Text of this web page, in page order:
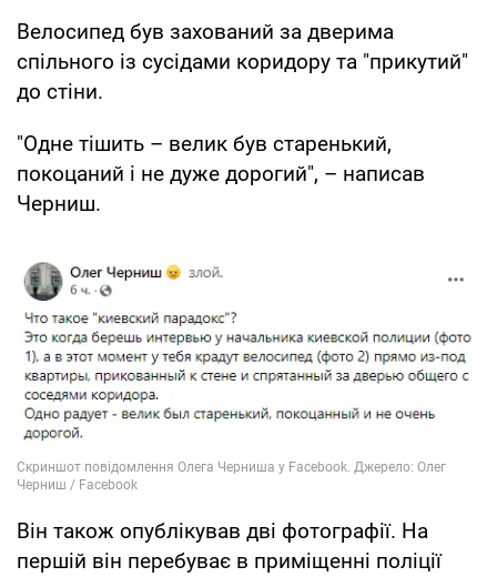
Велосипед був захований за дверима
спільного із сусідами коридору та "прикутий"
до стіни.
"Одне тішить – велик був старенький,
покоцаний і не дуже дорогий", – написав
Черниш.
Він також опублікував дві фотографії. На
першій він перебуває в приміщенні поліції